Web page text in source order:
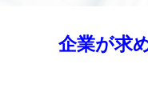
企業が求